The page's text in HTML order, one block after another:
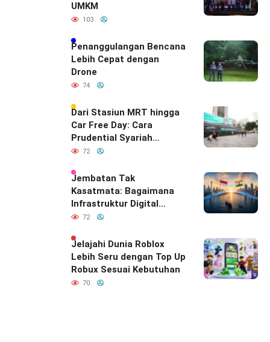
UMKM
103
Penanggulangan Bencana
Lebih Cepat dengan
Drone
74
Dari Stasiun MRT hingga
Car Free Day: Cara
Prudential Syariah
Merayakan yang Nomor
Indonesia
72
Jembatan Tak
Kasatmata: Bagaimana
Infrastruktur Digital
Diam-Diam
Hubungan Indonesia–
India
72
Jelajahi Dunia Roblox
Lebih Seru dengan Top Up
Robux Sesuai Kebutuhan
70